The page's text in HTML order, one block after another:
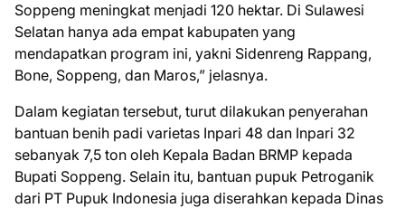
Soppeng meningkat menjadi 120 hektar. Di Sulawesi
Selatan hanya ada empat kabupaten yang
mendapatkan program ini, yakni Sidenreng Rappang,
Bone, Soppeng, dan Maros,” jelasnya.
Dalam kegiatan tersebut, turut dilakukan penyerahan
bantuan benih padi varietas Inpari 48 dan Inpari 32
sebanyak 7,5 ton oleh Kepala Badan BRMP kepada
Bupati Soppeng. Selain itu, bantuan pupuk Petroganik
dari PT Pupuk Indonesia juga diserahkan kepada Dinas